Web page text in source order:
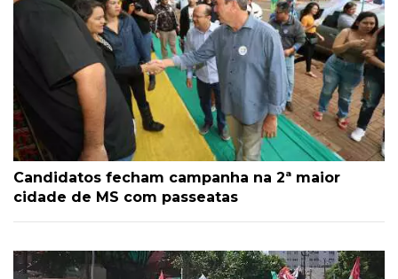
Candidatos fecham campanha na 2ª maior
cidade de MS com passeatas